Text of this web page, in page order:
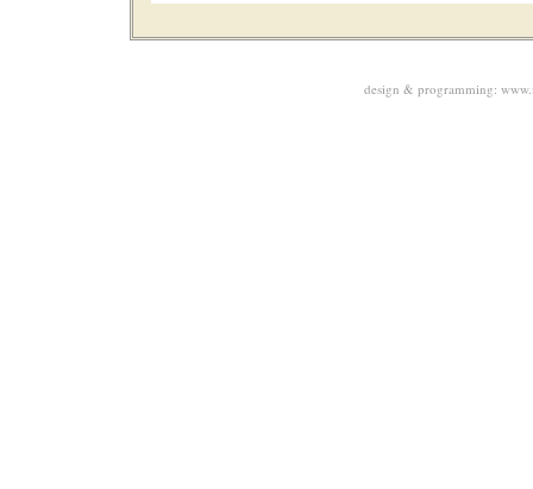
design & programming: